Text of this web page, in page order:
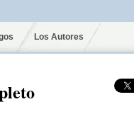
Los Autores